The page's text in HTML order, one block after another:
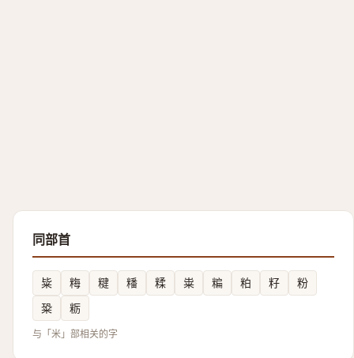
同部首
粊 䊈 䊕 䊩 糅 粜 糄 粕 籽
粉
䊄
粝
与「米」部相关的字